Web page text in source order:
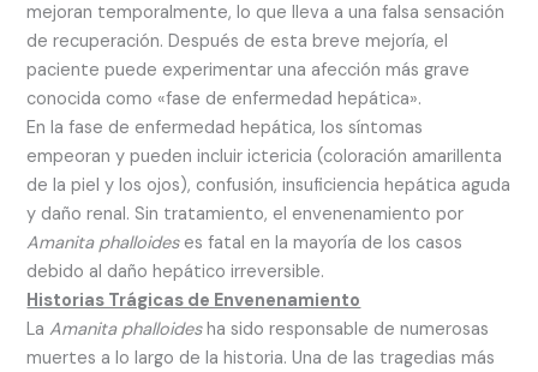
mejoran temporalmente, lo que lleva a una falsa sensación
de recuperación. Después de esta breve mejoría, el
paciente puede experimentar una afección más grave
conocida como «fase de enfermedad hepática».
En la fase de enfermedad hepática, los síntomas
empeoran y pueden incluir ictericia (coloración amarillenta
de la piel y los ojos), confusión, insuficiencia hepática aguda
y daño renal. Sin tratamiento, el envenenamiento por
Amanita phalloideses fatal en la mayoría de los casos
debido al daño hepático irreversible.
Historias Trágicas de Envenenamiento
LaAmanita phalloidesha sido responsable de numerosas
muertes a lo largo de la historia. Una de las tragedias más